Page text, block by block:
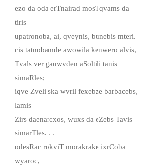
ezo da oda erTnairad mosTqvams da
tiris –
upatronoba, ai, qveynis, bunebis mteri.
cis tatnobamde awowila kenwero alvis,
Tvals ver gauwvden aSoltili tanis
simaRles;
iqve Zveli ska wvril fexebze barbacebs,
lamis
Zirs daenarcxos, wuxs da eZebs Tavis
simarTles. . .
odesRac rokviT morakrake ixrCoba
wyaroc,